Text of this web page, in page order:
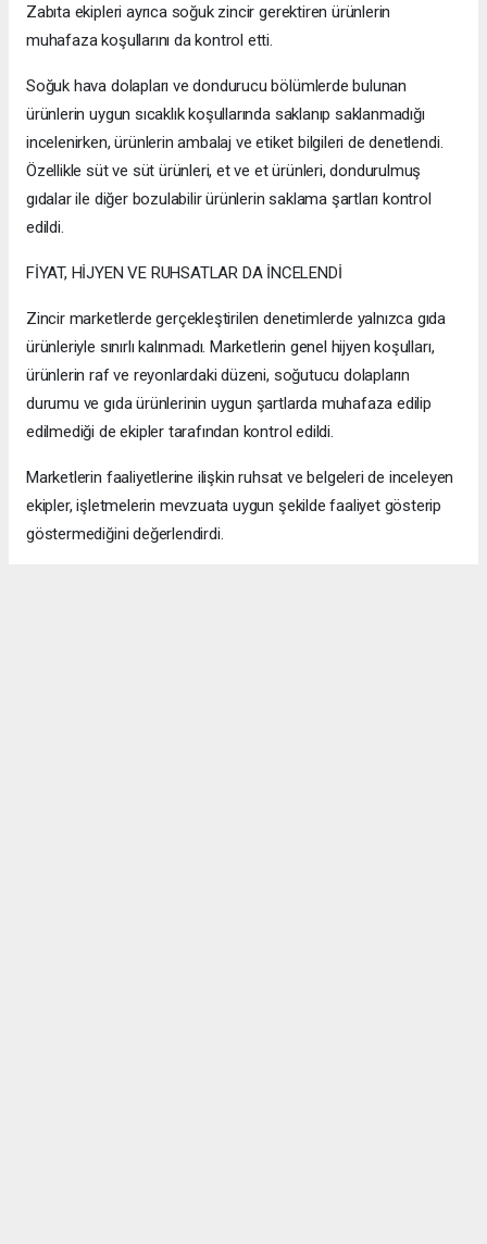
Zabıta ekipleri ayrıca soğuk zincir gerektiren ürünlerin
muhafaza koşullarını da kontrol etti.
Soğuk hava dolapları ve dondurucu bölümlerde bulunan
ürünlerin uygun sıcaklık koşullarında saklanıp saklanmadığı
incelenirken, ürünlerin ambalaj ve etiket bilgileri de denetlendi.
Özellikle süt ve süt ürünleri, et ve et ürünleri, dondurulmuş
gıdalar ile diğer bozulabilir ürünlerin saklama şartları kontrol
edildi.
FİYAT, HİJYEN VE RUHSATLAR DA İNCELENDİ
Zincir marketlerde gerçekleştirilen denetimlerde yalnızca gıda
ürünleriyle sınırlı kalınmadı. Marketlerin genel hijyen koşulları,
ürünlerin raf ve reyonlardaki düzeni, soğutucu dolapların
durumu ve gıda ürünlerinin uygun şartlarda muhafaza edilip
edilmediği de ekipler tarafından kontrol edildi.
Marketlerin faaliyetlerine ilişkin ruhsat ve belgeleri de inceleyen
ekipler, işletmelerin mevzuata uygun şekilde faaliyet gösterip
göstermediğini değerlendirdi.